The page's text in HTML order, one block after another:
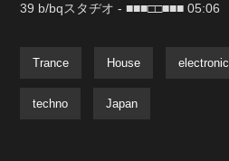
39 b/bqスタヂオ - ■■■□□■■■ 05:06
Trance House electronic
techno Japan